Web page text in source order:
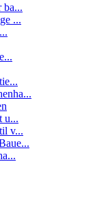
ba...
...
u...
v...